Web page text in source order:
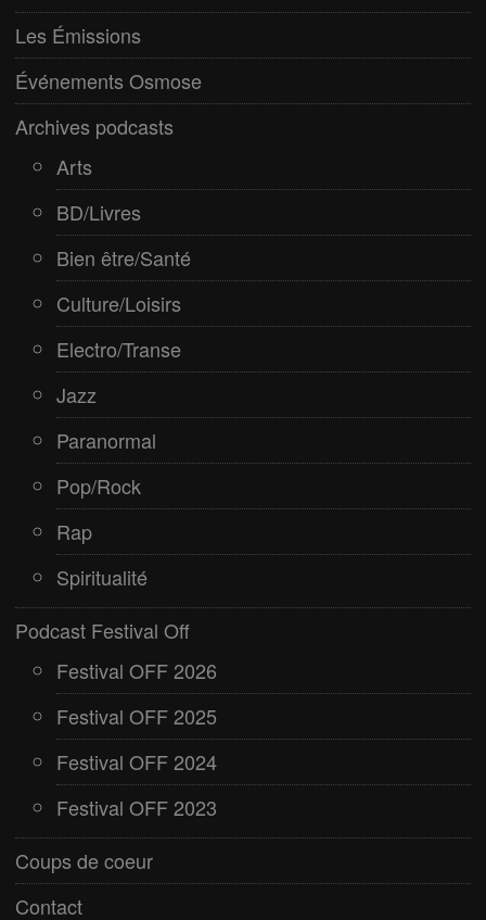
Paranormal
Pop/Rock
Rap
Spiritualité
Les Émissions
Événements Osmose
Archives podcasts
Arts
BD/Livres
Bien être/Santé
Culture/Loisirs
Electro/Transe
Jazz
Paranormal
Pop/Rock
Rap
Spiritualité
Podcast Festival Off
Festival OFF 2026
Festival OFF 2025
Festival OFF 2024
Festival OFF 2023
Coups de coeur
Contact